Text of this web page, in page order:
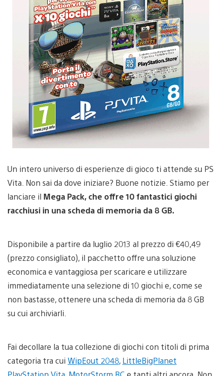
Un intero universo di esperienze di gioco ti attende su PS
Vita. Non sai da dove iniziare? Buone notizie. Stiamo per
lanciare il Mega Pack, che offre 10 fantastici giochi
racchiusi in una scheda di memoria da 8 GB.
Disponibile a partire da luglio 2013 al prezzo di €40,49
(prezzo consigliato), il pacchetto offre una soluzione
economica e vantaggiosa per scaricare e utilizzare
immediatamente una selezione di 10 giochi e, come se
non bastasse, ottenere una scheda di memoria da 8 GB
su cui archiviarli.
Fai decollare la tua collezione di giochi con titoli di prima
categoria tra cui WipEout 2048, LittleBigPlanet